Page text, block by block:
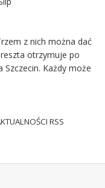
z nich można dać
otrzymuje po
Szczecin. Każdy może
RSS